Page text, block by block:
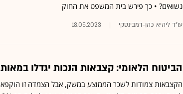
נשואים? • כך פירש בית המשפט את החוק
עו"ד ליהיא כהן-דמבינסקי 18.05.2023
הביטוח הלאומי: קצבאות הנכות יגדלו